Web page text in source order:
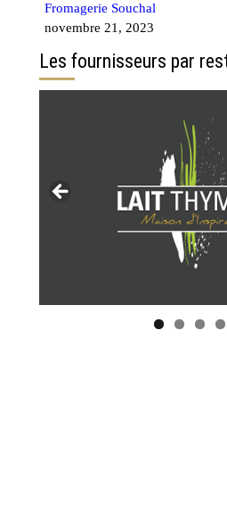
Fromagerie Souchal
novembre 21, 2023
Les fournisseurs par